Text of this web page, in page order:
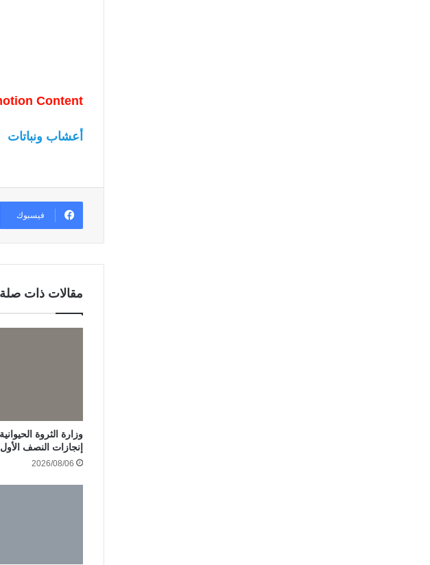
Content
أعشاب ونباتات
فيسبوك
مقالات ذات صلة
وزارة الثروة
إنجازات النصف الأول
2026/08/06